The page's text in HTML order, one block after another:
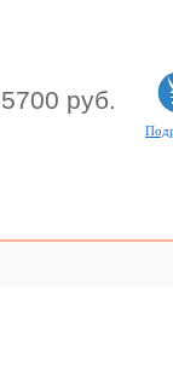
5700 руб.